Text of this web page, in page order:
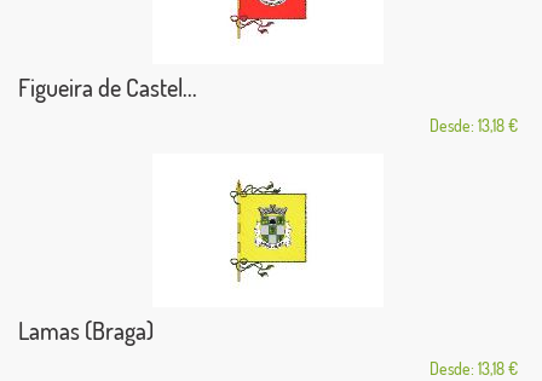
Figueira de Castel...
Desde: 13,18 €
Lamas (Braga)
Desde: 13,18 €